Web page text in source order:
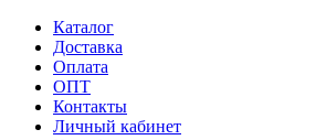
Каталог
Доставка
Оплата
ОПТ
Контакты
Личный кабинет